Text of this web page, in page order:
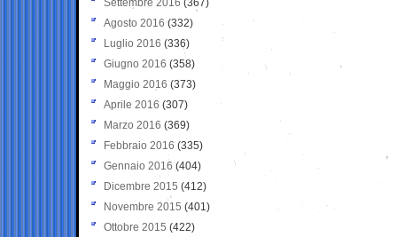
Settembre 2016 (367)
Agosto 2016 (332)
Luglio 2016 (336)
Giugno 2016 (358)
Maggio 2016 (373)
Aprile 2016 (307)
Marzo 2016 (369)
Febbraio 2016 (335)
Gennaio 2016 (404)
Dicembre 2015 (412)
Novembre 2015 (401)
Ottobre 2015 (422)